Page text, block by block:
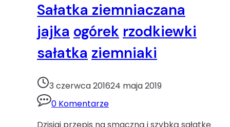
Sałatka ziemniaczana
jajka ogórek rzodkiewki
sałatka ziemniaki
3 czerwca 201624 maja 2019
0 Komentarze
Dzisiaj przepis na smaczną i szybką sałatkę